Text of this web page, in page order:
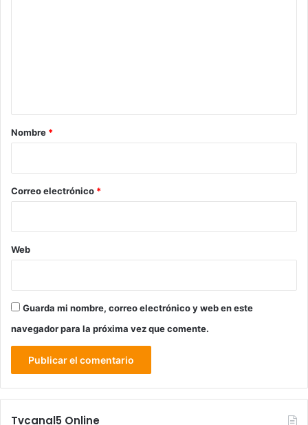
r
*
Nombre *
Correo electrónico *
Web
Guarda mi nombre, correo electrónico y web en este
navegador para la próxima vez que comente.
Tvcanal5 Online